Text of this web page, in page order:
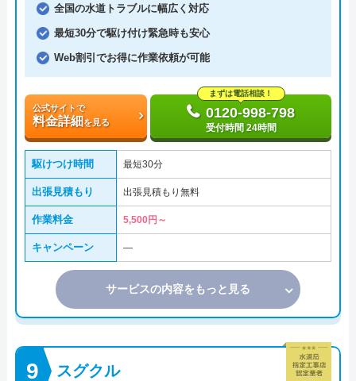
全国の水道トラブルに幅広く対応
最短30分で駆け付け緊急時も安心
Web割引でお得に作業依頼が可能
公式サイトで
料金詳細 を見る
まずは電話相談！
0120-998-798
受付時間 24時間
駆けつけ時間 最短30分
出張見積もり 出張見積もり無料
作業料金 5,500円～
キャンペーン ―
サービスの内容をもっと見る
スグクル